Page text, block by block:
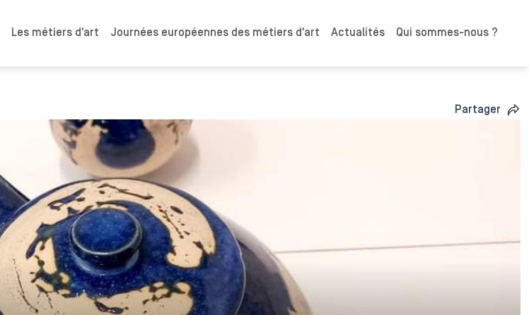
Les métiers d'art Journées européennes des métiers d'art Actualités Qui sommes-nous ?
Partager